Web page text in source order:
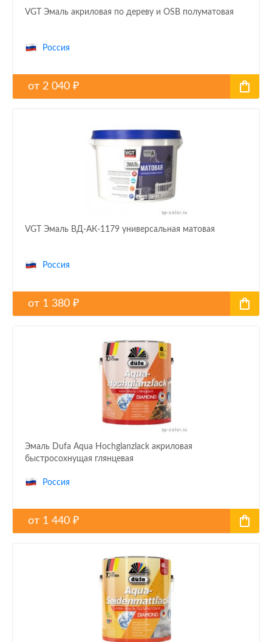
VGT Эмаль акриловая по дереву и OSB полуматовая
Россия
от 2 040 ₽
VGT Эмаль ВД-АК-1179 универсальная матовая
Россия
от 1 380 ₽
Эмаль Dufa Aqua Hochglanzlack акриловая
быстросохнущая глянцевая
Россия
от 1 440 ₽